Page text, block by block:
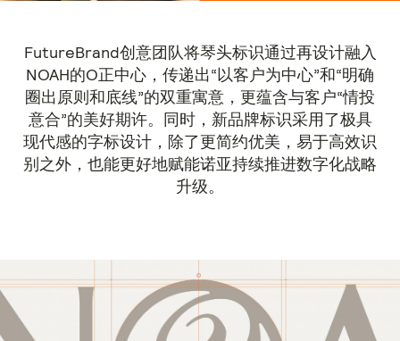
FutureBrand创意团队将琴头标识通过再设计融入
NOAH的O正中心，传递出“以客户为中心”和“明确
圈出原则和底线”的双重寓意，更蕴含与客户“情投
意合”的美好期许。同时，新品牌标识采用了极具
现代感的字标设计，除了更简约优美，易于高效识
别之外，也能更好地赋能诺亚持续推进数字化战略
升级。